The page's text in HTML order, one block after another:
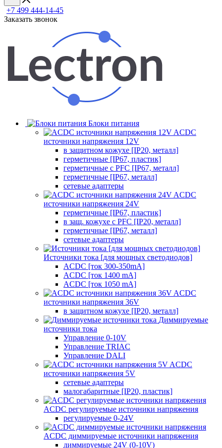
+7 499 444-14-45
Заказать звонок
Блоки питания
ACDC
источники напряжения 12V
в защитном кожухе [IP20, металл]
герметичные [IP67, пластик]
герметичные с PFC [IP67, металл]
герметичные [IP67, металл]
сетевые адаптеры
ACDC
источники напряжения 24V
герметичные [IP67, пластик]
в защ. кожухе с PFC [IP20, металл]
герметичные [IP67, металл]
сетевые адаптеры
Источники тока [для мощных светодиодов]
ACDC [ток 300-350mA]
ACDC [ток 1400 mA]
ACDC [ток 1050 mA]
ACDC
источники напряжения 36V
в защитном кожухе [IP20, металл]
Диммируемые
источники тока
Управление 0-10V
Управление TRIAC
Управление DALI
ACDC
источники напряжения 5V
сетевые адаптеры
малогабаритные [IP20, пластик]
ACDC регулируемые источники напряжения
регулируемые 0-24V
ACDC диммируемые источники напряжения
диммируемые 24V (0-10V)